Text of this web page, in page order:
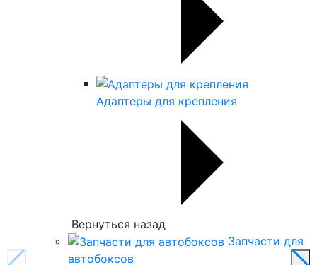
Адаптеры для крепления
Вернуться назад
Запчасти для
автобоксов